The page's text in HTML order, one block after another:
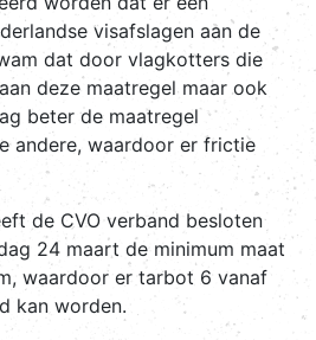
visafslagen aan de
dat door vlagkotters die
deze maatregel maar ook
beter de maatregel
andere, waardoor er frictie
de CVO verband besloten
24 maart de minimum maat
waardoor er tarbot 6 vanaf
kan worden.